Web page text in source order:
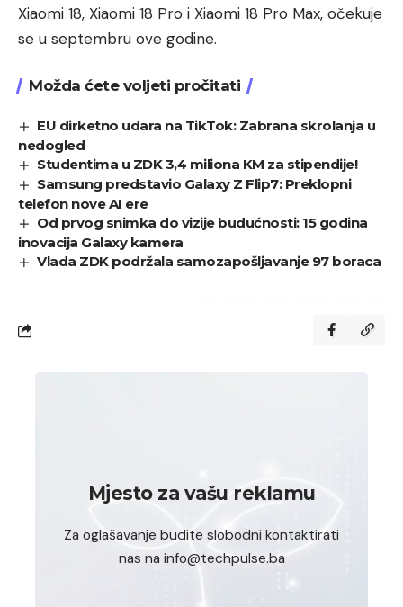
Xiaomi 18, Xiaomi 18 Pro i Xiaomi 18 Pro Max, očekuje
se u septembru ove godine.
Možda ćete voljeti pročitati
EU dirketno udara na TikTok: Zabrana skrolanja u
nedogled
Studentima u ZDK 3,4 miliona KM za stipendije!
Samsung predstavio Galaxy Z Flip7: Preklopni
telefon nove AI ere
Od prvog snimka do vizije budućnosti: 15 godina
inovacija Galaxy kamera
Vlada ZDK podržala samozapošljavanje 97 boraca
Mjesto za vašu reklamu
Za oglašavanje budite slobodni kontaktirati
nas na info@techpulse.ba